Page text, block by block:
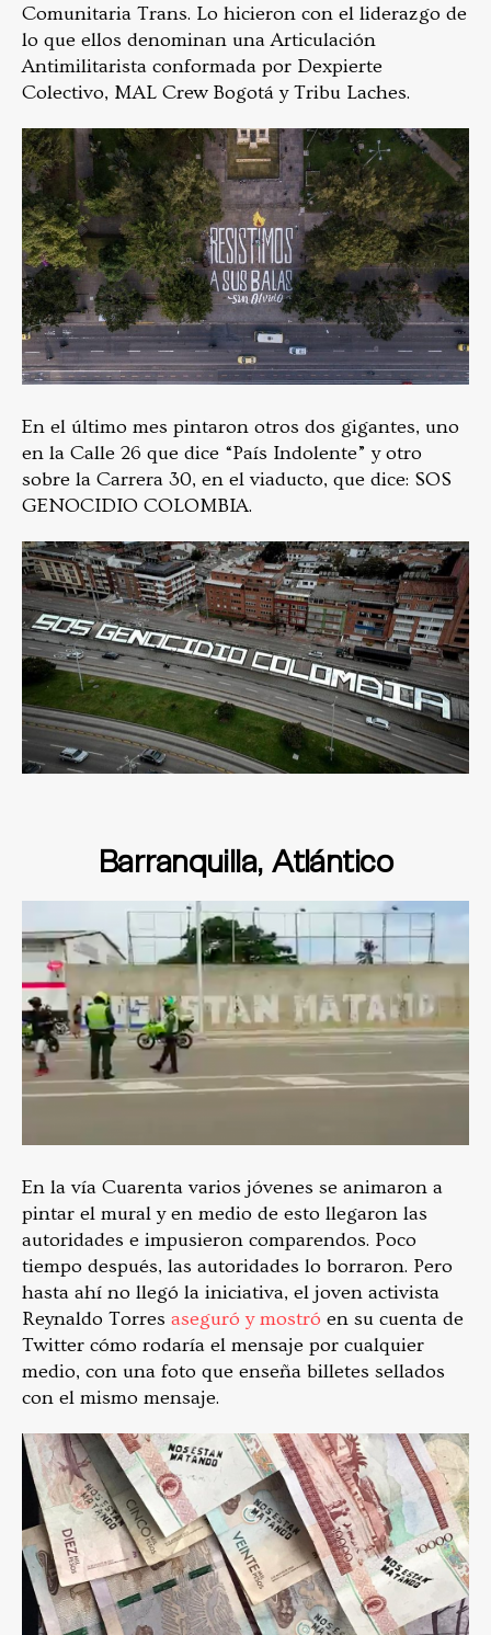
Comunitaria Trans. Lo hicieron con el liderazgo de
lo que ellos denominan una Articulación
Antimilitarista conformada por Dexpierte
Colectivo, MAL Crew Bogotá y Tribu Laches.
En el último mes pintaron otros dos gigantes, uno
en la Calle 26 que dice “País Indolente” y otro
sobre la Carrera 30, en el viaducto, que dice: SOS
GENOCIDIO COLOMBIA.
Barranquilla, Atlántico
En la vía Cuarenta varios jóvenes se animaron a
pintar el mural y en medio de esto llegaron las
autoridades e impusieron comparendos. Poco
tiempo después, las autoridades lo borraron. Pero
hasta ahí no llegó la iniciativa, el joven activista
Reynaldo Torres aseguró y mostró en su cuenta de
Twitter cómo rodaría el mensaje por cualquier
medio, con una foto que enseña billetes sellados
con el mismo mensaje.